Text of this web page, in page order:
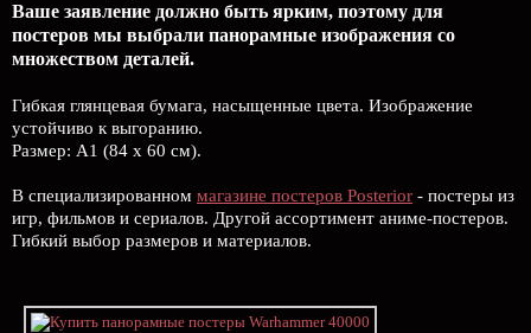
Ваше заявление должно быть ярким, поэтому для
постеров мы выбрали панорамные изображения со
множеством деталей.
Гибкая глянцевая бумага, насыщенные цвета. Изображение
устойчиво к выгоранию.
Размер: А1 (84 х 60 см).
В специализированном магазине постеров Posterior - постеры из
игр, фильмов и сериалов. Другой ассортимент аниме-постеров.
Гибкий выбор размеров и материалов.